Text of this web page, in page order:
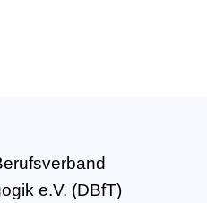
e.V. (DBfT)